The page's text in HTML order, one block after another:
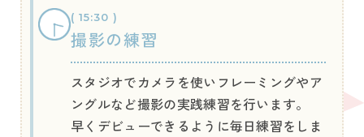
( 15:30 )
撮影の練習
スタジオでカメラを使いフレーミングやア
ングルなど撮影の実践練習を行います。
早くデビューできるように毎日練習をしま